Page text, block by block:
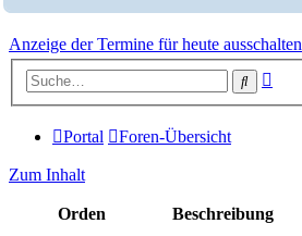
Anzeige der Termine für heute ausschalten
Suche
Portal Foren-Übersicht
Zum Inhalt
Orden Beschreibung